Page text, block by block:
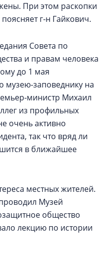
При этом раскопки
г-н Гайкович.
Совета по
и правам человека
до 1 мая
музею-заповеднику на
министр Михаил
из профильных
очень активно
так что вряд ли
в ближайшее
местных жителей.
Музей
общество
лекцию по истории